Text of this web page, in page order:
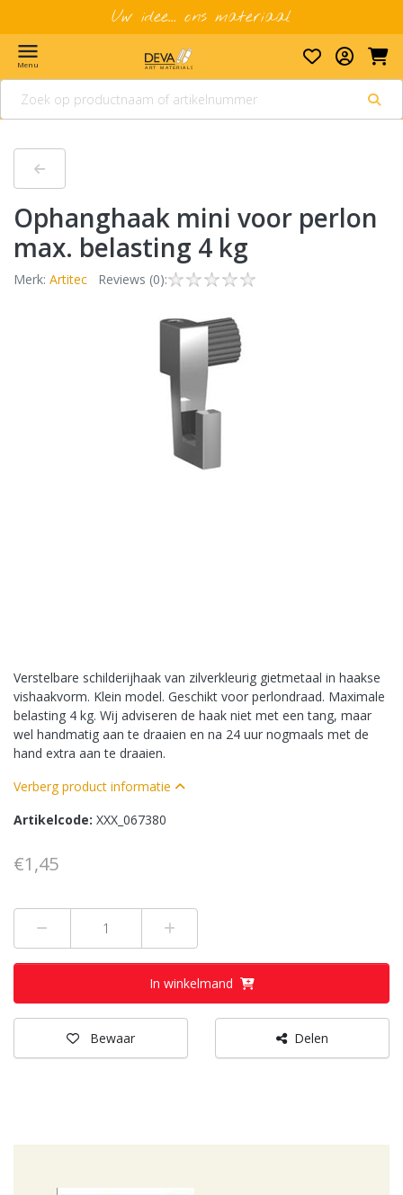
Uw idee... ons materiaal
menu
Menu
Ophanghaak mini voor perlon
max. belasting 4 kg
Merk: Artitec Reviews (0):
Verstelbare schilderijhaak van zilverkleurig gietmetaal in haakse
vishaakvorm. Klein model. Geschikt voor perlondraad. Maximale
belasting 4 kg. Wij adviseren de haak niet met een tang, maar
wel handmatig aan te draaien en na 24 uur nogmaals met de
hand extra aan te draaien.
Verberg product informatie
Artikelcode: XXX_067380
€1,45
In winkelmand
Bewaar Delen